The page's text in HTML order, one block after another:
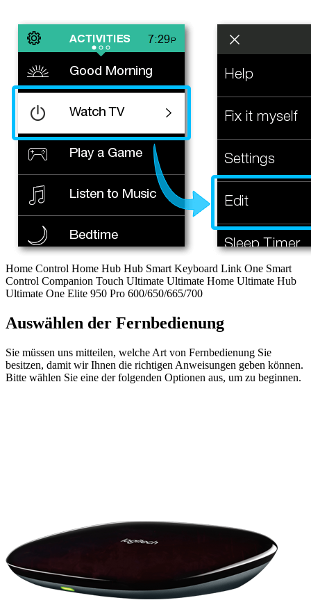
Home Control Home Hub Hub Smart Keyboard Link One Smart
Control Companion Touch Ultimate Ultimate Home Ultimate Hub
Ultimate One Elite 950 Pro 600/650/665/700
Auswählen der Fernbedienung
Sie müssen uns mitteilen, welche Art von Fernbedienung Sie
besitzen, damit wir Ihnen die richtigen Anweisungen geben können.
Bitte wählen Sie eine der folgenden Optionen aus, um zu beginnen.